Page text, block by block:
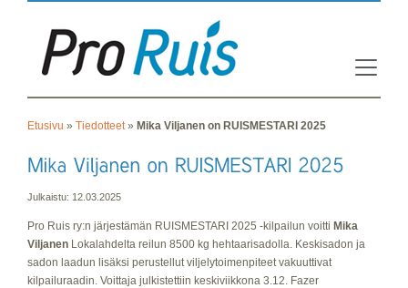
Etusivu » Tiedotteet» Mika Viljanen on RUISMESTARI 2025
Julkaistu: 12.03.2025
Pro Ruis ry:n järjestämän RUISMESTARI 2025 -kilpailun voitti Mika
Viljanen Lokalahdelta reilun 8500 kg hehtaarisadolla. Keskisadon ja
sadon laadun lisäksi perustellut viljelytoimenpiteet vakuuttivat
kilpailuraadin. Voittaja julkistettiin keskiviikkona 3.12. Fazer